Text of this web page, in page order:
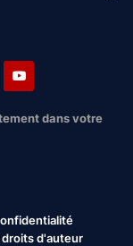
dans votre
d'auteur